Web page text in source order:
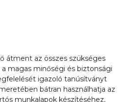
átment az összes szükséges
magas minőségi és biztonsági
igazoló tanúsítványt
bátran használhatja az
munkalapok készítéséhez,